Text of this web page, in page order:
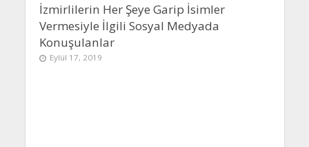
İzmirlilerin Her Şeye Garip İsimler
Vermesiyle İlgili Sosyal Medyada
Konuşulanlar
Eylül 17, 2019